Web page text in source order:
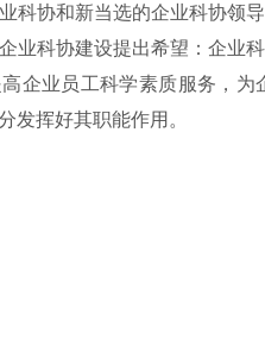
科协和新当选的企业科协领
业科协建设提出希望：企业
企业员工科学素质服务，
发挥好其职能作用。